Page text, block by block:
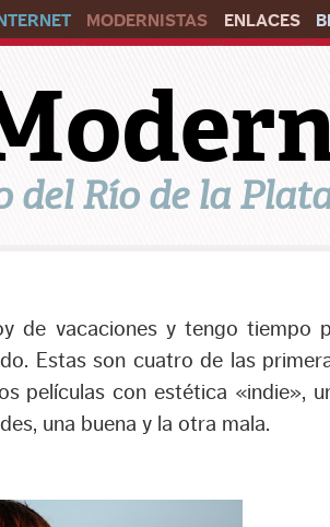
MODERNISTAS ENLACES
Río de la
de vacaciones y tengo tiempo
Estas son cuatro de las
películas con estética «indie»,
una buena y la otra mala.